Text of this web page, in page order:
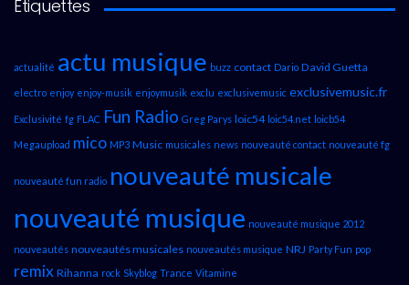
Étiquettes
actualité actu musique buzz contact Dario David Guetta
electro enjoy enjoy-musik enjoymusik exclu exclusivemusic exclusivemusic.fr
Exclusivité fg FLAC Fun Radio Greg Parys loic54 loic54.net loicb54
Megaupload mico MP3 Music musicales news nouveauté contact nouveauté fg
nouveauté fun radio nouveauté musicale
nouveauté musique nouveauté musique 2012
nouveautés nouveautés musicales nouveautés musique NRJ Party Fun pop
remix Rihanna rock Skyblog Trance Vitamine